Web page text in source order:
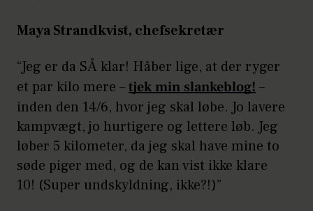
Maya Strandkvist, chefsekretær
“Jeg er da SÅ klar! Håber lige, at der ryger
et par kilo mere – tjek min slankeblog! –
inden den 14/6, hvor jeg skal løbe. Jo lavere
kampvægt, jo hurtigere og lettere løb. Jeg
løber 5 kilometer, da jeg skal have mine to
søde piger med, og de kan vist ikke klare
10! (Super undskyldning, ikke?!)”